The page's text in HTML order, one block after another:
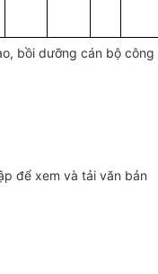
bồi dưỡng cán bộ công
để xem và tải văn bản